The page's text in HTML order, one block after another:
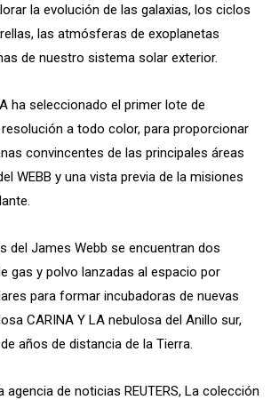
la evolución de las galaxias, los ciclos
las atmósferas de exoplanetas
de nuestro sistema solar exterior.
ha seleccionado el primer lote de
a todo color, para proporcionar
convincentes de las principales áreas
WEBB y una vista previa de la misiones
del James Webb se encuentran dos
gas y polvo lanzadas al espacio por
para formar incubadoras de nuevas
CARINA Y LA nebulosa del Anillo sur,
años de distancia de la Tierra.
agencia de noticias REUTERS, La colección